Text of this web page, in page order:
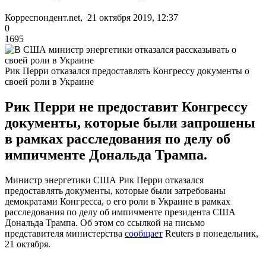
Корреспондент.net, 21 октября 2019, 12:37
0
1695
Рик Перри отказался предоставлять Конгрессу документы о
своей роли в Украине
Рик Перри не предоставит Конгрессу
документы, которые были запрошены
в рамках расследования по делу об
импичменте Дональда Трампа.
Министр энергетики США Рик Перри отказался
предоставлять документы, которые были затребованы
демократами Конгресса, о его роли в Украине в рамках
расследования по делу об импичменте президента США
Дональда Трампа. Об этом со ссылкой на письмо
представителя министерства сообщает Reuters в понедельник,
21 октября.